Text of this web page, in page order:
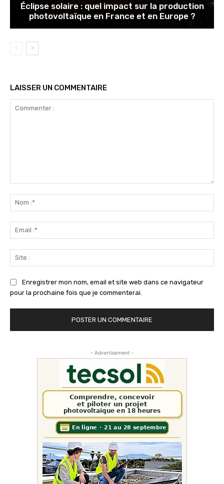
Éclipse solaire : quel impact sur la production
photovoltaïque en France et en Europe ?
LAISSER UN COMMENTAIRE
Enregistrer mon nom, email et site web dans ce navigateur
pour la prochaine fois que je commenterai.
- Advertisement -